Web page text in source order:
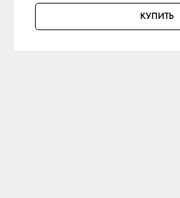
КУПИТЬ